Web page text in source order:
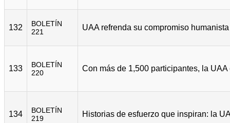
132
BOLETÍN
221
133
BOLETÍN
220
134
BOLETÍN
219